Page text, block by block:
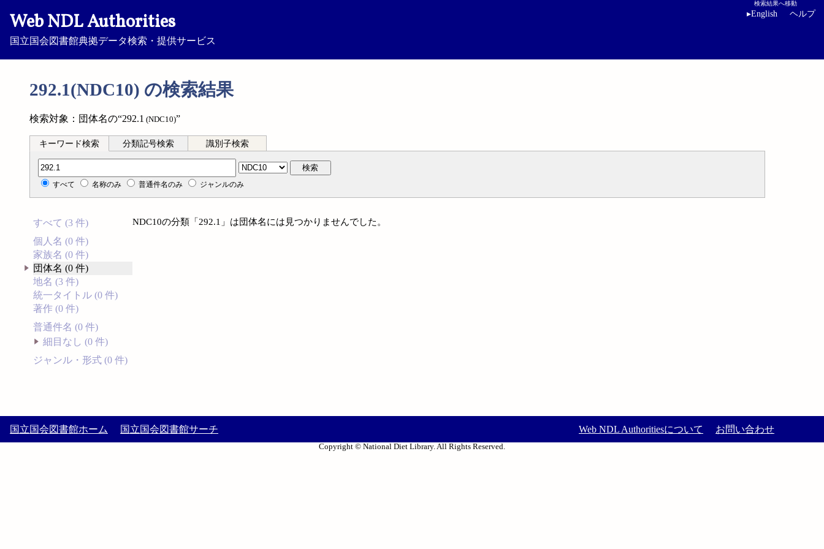
Web NDL Authorities
国立国会図書館典拠データ検索・提供サービス
検索結果へ移動
▸English ヘルプ
292.1(NDC10) の検索結果
検索対象：団体名の“292.1 (NDC10)”
キーワード検索 分類記号検索 識別子検索
分類記号検索 検索
すべて 名称のみ 普通件名のみ ジャンルのみ
すべて (3 件)
個人名 (0 件)
家族名 (0 件)
団体名 (0 件)
地名 (3 件)
統一タイトル (0 件)
著作 (0 件)
普通件名 (0 件)
細目なし (0 件)
ジャンル・形式 (0 件)
NDC10の分類「292.1」は団体名には見つかりませんでした。
国立国会図書館ホーム 国立国会図書館サーチ Web NDL Authoritiesについて お問い合わせ
Copyright © National Diet Library. All Rights Reserved.